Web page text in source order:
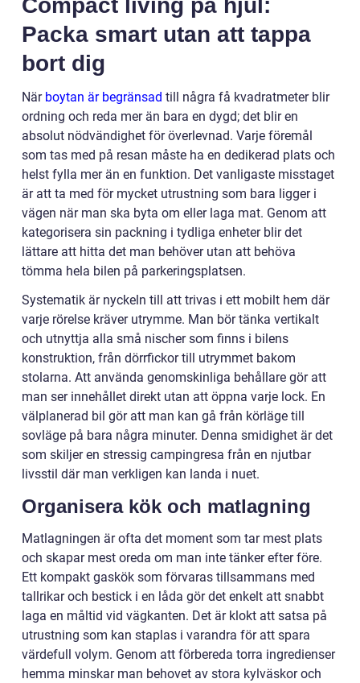
Compact living på hjul:
Packa smart utan att tappa
bort dig
När boytan är begränsad till några få kvadratmeter blir
ordning och reda mer än bara en dygd; det blir en
absolut nödvändighet för överlevnad. Varje föremål
som tas med på resan måste ha en dedikerad plats och
helst fylla mer än en funktion. Det vanligaste misstaget
är att ta med för mycket utrustning som bara ligger i
vägen när man ska byta om eller laga mat. Genom att
kategorisera sin packning i tydliga enheter blir det
lättare att hitta det man behöver utan att behöva
tömma hela bilen på parkeringsplatsen.
Systematik är nyckeln till att trivas i ett mobilt hem där
varje rörelse kräver utrymme. Man bör tänka vertikalt
och utnyttja alla små nischer som finns i bilens
konstruktion, från dörrfickor till utrymmet bakom
stolarna. Att använda genomskinliga behållare gör att
man ser innehållet direkt utan att öppna varje lock. En
välplanerad bil gör att man kan gå från körläge till
sovläge på bara några minuter. Denna smidighet är det
som skiljer en stressig campingresa från en njutbar
livsstil där man verkligen kan landa i nuet.
Organisera kök och matlagning
Matlagningen är ofta det moment som tar mest plats
och skapar mest oreda om man inte tänker efter före.
Ett kompakt gaskök som förvaras tillsammans med
tallrikar och bestick i en låda gör det enkelt att snabbt
laga en måltid vid vägkanten. Det är klokt att satsa på
utrustning som kan staplas i varandra för att spara
värdefull volym. Genom att förbereda torra ingredienser
hemma minskar man behovet av stora kylväskor och